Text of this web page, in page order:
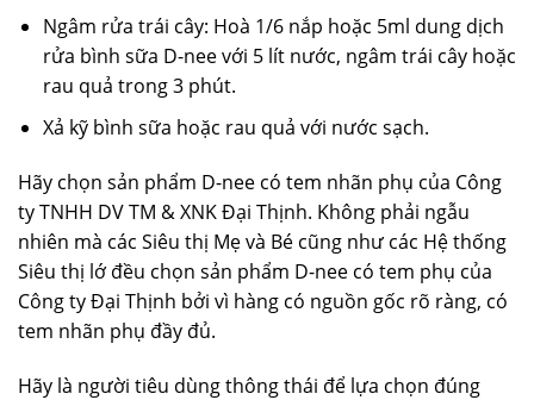
Ngâm rửa trái cây: Hoà 1/6 nắp hoặc 5ml dung dịch
rửa bình sữa D-nee với 5 lít nước, ngâm trái cây hoặc
rau quả trong 3 phút.
Xả kỹ bình sữa hoặc rau quả với nước sạch.
Hãy chọn sản phẩm D-nee có tem nhãn phụ của Công
ty TNHH DV TM & XNK Đại Thịnh. Không phải ngẫu
nhiên mà các Siêu thị Mẹ và Bé cũng như các Hệ thống
Siêu thị lớ đều chọn sản phẩm D-nee có tem phụ của
Công ty Đại Thịnh bởi vì hàng có nguồn gốc rõ ràng, có
tem nhãn phụ đầy đủ.
Hãy là người tiêu dùng thông thái để lựa chọn đúng